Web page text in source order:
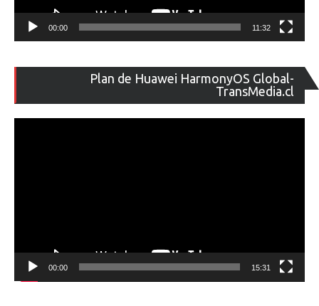
00:00 11:32
Plan de Huawei HarmonyOS Global-
TransMedia.cl
de
00:00 15:31